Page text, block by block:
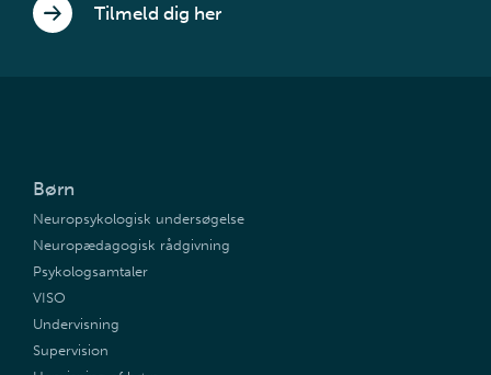
Tilmeld dig her
Børn
Neuropsykologisk undersøgelse
Neuropædagogisk rådgivning
Psykologsamtaler
VISO
Undervisning
Supervision